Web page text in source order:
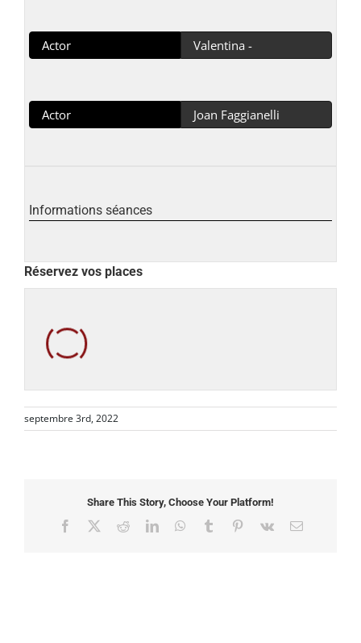
Actor Valentina -
Actor Joan Faggianelli
Informations séances
Réservez vos places
septembre 3rd, 2022
Share This Story, Choose Your Platform!
Facebook RedditLinkedInWhatsApp
Tumblr Pinterest
Vk Email